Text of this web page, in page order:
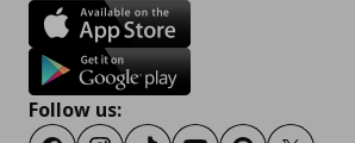
Follow us: